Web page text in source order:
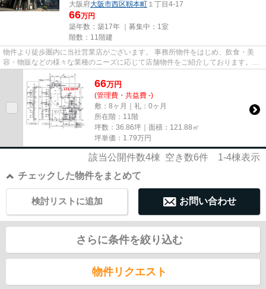
大阪府大阪市西区靱本町 １丁目4-17
66万円
築年数：築17年 ｜募集中： 1室
階数：11階建
物件より徒歩圏内に当社営業店がございます。 事務所物件をはじめ、飲食・美
容・物販などの様々な業種のニーズに応じて店舗物件をご紹介しております。
尚、弊社ではおとり広告は一切...
66万円
(管理費・共益費 -)
敷：8ヶ月｜礼：0ヶ月
所在階：11階
坪数：36.86坪｜面積：121.88㎡
坪単価： 1.79万円
該当公開件数4棟 空き数6件 1-4棟表示
チェックした物件をまとめて
お問い合わせ
検討リストに追加
さらに条件を絞り込む
物件リクエスト